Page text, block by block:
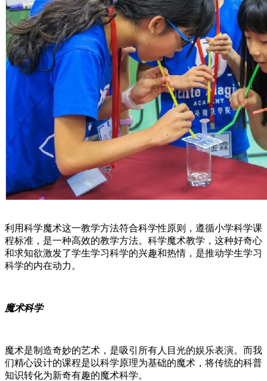
利用科学魔术这一教学方法符合科学性原则，遵循小学科学课
程标准，是一种高效的教学方法。科学魔术教学，这种好奇心
和求知欲激发了学生学习科学的兴趣和热情，是推动学生学习
科学的内在动力。
魔术科学
魔术是制造奇妙的艺术，是吸引所有人目光的娱乐表演。而我
们精心设计的课程是以科学原理为基础的魔术，将传统的科普
知识转化为新奇有趣的魔术科学。